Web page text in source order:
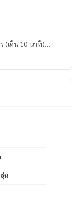
(เดิน 10 นาที)
4 นาที)
อุ่น